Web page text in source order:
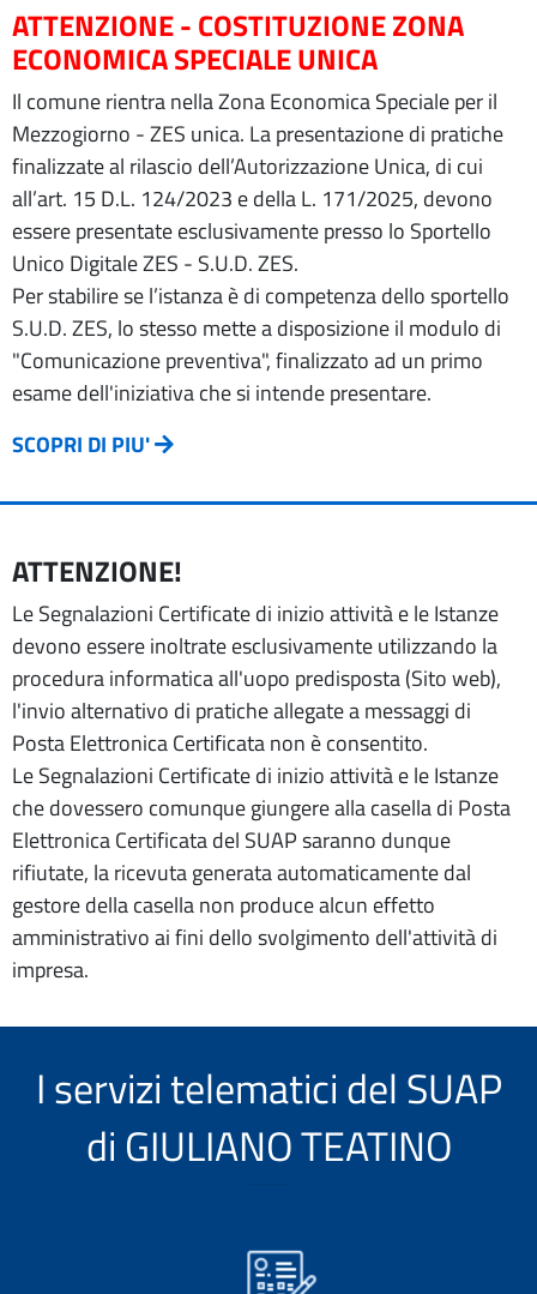
ATTENZIONE - COSTITUZIONE ZONA
ECONOMICA SPECIALE UNICA
Il comune rientra nella Zona Economica Speciale per il
Mezzogiorno - ZES unica. La presentazione di pratiche
finalizzate al rilascio dell’Autorizzazione Unica, di cui
all’art. 15 D.L. 124/2023 e della L. 171/2025, devono
essere presentate esclusivamente presso lo Sportello
Unico Digitale ZES - S.U.D. ZES.
Per stabilire se l’istanza è di competenza dello sportello
S.U.D. ZES, lo stesso mette a disposizione il modulo di
"Comunicazione preventiva", finalizzato ad un primo
esame dell'iniziativa che si intende presentare.
SCOPRI DI PIU'
ATTENZIONE!
Le Segnalazioni Certificate di inizio attività e le Istanze
devono essere inoltrate esclusivamente utilizzando la
procedura informatica all'uopo predisposta (Sito web),
l'invio alternativo di pratiche allegate a messaggi di
Posta Elettronica Certificata non è consentito.
Le Segnalazioni Certificate di inizio attività e le Istanze
che dovessero comunque giungere alla casella di Posta
Elettronica Certificata del SUAP saranno dunque
rifiutate, la ricevuta generata automaticamente dal
gestore della casella non produce alcun effetto
amministrativo ai fini dello svolgimento dell'attività di
impresa.
I servizi telematici del SUAP
di GIULIANO TEATINO